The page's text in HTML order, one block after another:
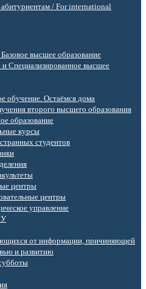
/ For international
Базовое высшее образование
и Специализированное высшее
обучение. Остаёмся дома
второго высшего образования
образование
курсы
студентов
центры
центры
управление
от информации, причиняющей
и развитию